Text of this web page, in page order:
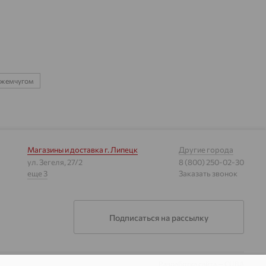
Магазины и доставка г. Липецк
ул. Зегеля, 27/2
еще 3
Другие города
8 (800) 250-02-30
Заказать звонок
Подписаться на рассылку